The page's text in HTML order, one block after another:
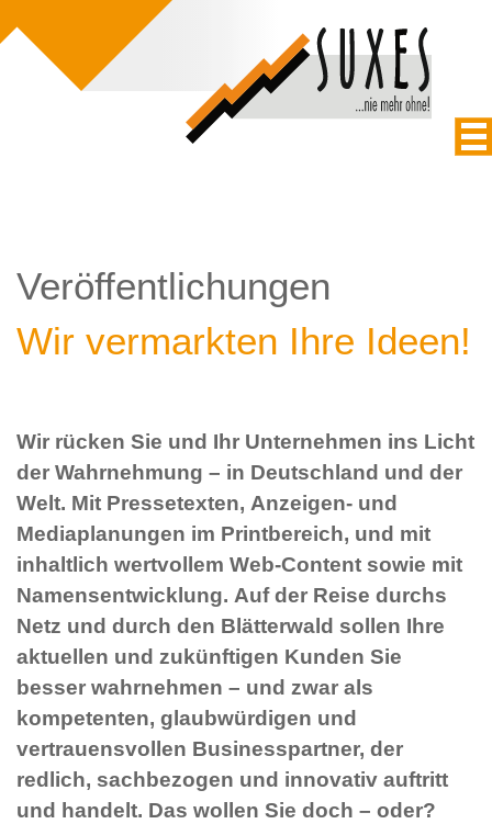
Veröffentlichungen
Wir vermarkten Ihre Ideen!
Wir rücken Sie und Ihr Unternehmen ins Licht
der Wahrnehmung – in Deutschland und der
Welt. Mit Pressetexten, Anzeigen- und
Mediaplanungen im Printbereich, und mit
inhaltlich wertvollem Web-Content sowie mit
Namensentwicklung. Auf der Reise durchs
Netz und durch den Blätterwald sollen Ihre
aktuellen und zukünftigen Kunden Sie
besser wahrnehmen – und zwar als
kompetenten, glaubwürdigen und
vertrauensvollen Businesspartner, der
redlich, sachbezogen und innovativ auftritt
und handelt. Das wollen Sie doch – oder?